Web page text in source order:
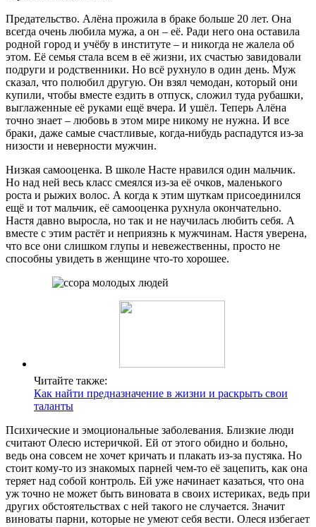
Предательство. Алёна прожила в браке больше 20 лет. Она
всегда очень любила мужа, а он – её. Ради него она оставила
родной город и учёбу в институте – и никогда не жалела об
этом. Её семья стала всем в её жизни, их счастью завидовали
подруги и родственники. Но всё рухнуло в один день. Муж
сказал, что полюбил другую. Он взял чемодан, который они
купили, чтобы вместе ездить в отпуск, сложил туда рубашки,
выглаженные её руками ещё вчера. И ушёл. Теперь Алёна
точно знает – любовь в этом мире никому не нужна. И все
браки, даже самые счастливые, когда-нибудь распадутся из-за
низости и неверности мужчин.
Низкая самооценка. В школе Насте нравился один мальчик.
Но над ней весь класс смеялся из-за её очков, маленького
роста и рыжих волос. А когда к этим шуткам присоединился
ещё и тот мальчик, её самооценка рухнула окончательно.
Настя давно выросла, но так и не научилась любить себя. А
вместе с этим растёт и неприязнь к мужчинам. Настя уверена,
что все они слишком глупы и невежественны, просто не
способны увидеть в женщине что-то хорошее.
Читайте также:
Как найти предназначение в жизни и раскрыть свои
таланты
Психические и эмоциональные заболевания. Близкие люди
считают Олесю истеричкой. Ей от этого обидно и больно,
ведь она совсем не хочет кричать и плакать из-за пустяка. Но
стоит кому-то из знакомых парней чем-то её зацепить, как она
теряет над собой контроль. Ей уже начинает казаться, что она
уж точно не может быть виновата в своих истериках, ведь при
других обстоятельствах с ней такого не случается. Значит
виноваты парни, которые не умеют себя вести. Олеся избегает